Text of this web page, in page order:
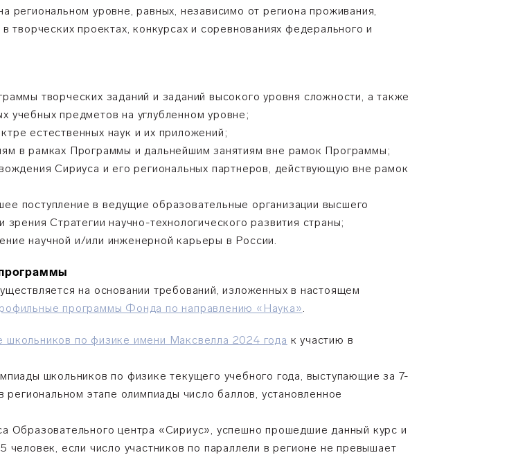
региональном уровне, равных, независимо от региона проживания,
творческих проектах, конкурсах и соревнованиях федерального и
творческих заданий и заданий высокого уровня сложности, а также
учебных предметов на углубленном уровне;
естественных наук и их приложений;
в рамках Программы и дальнейшим занятиям вне рамок Программы;
Сириуса и его региональных партнеров, действующую вне рамок
поступление в ведущие образовательные организации высшего
Стратегии научно-технологического развития страны;
научной и/или инженерной карьеры в России.
на основании требований, изложенных в настоящем
программы Фонда по направлению «Наука».
по физике имени Максвелла 2024 года к участию в
школьников по физике текущего учебного года, выступающие за 7-
этапе олимпиады число баллов, установленное
Образовательного центра «Сириус», успешно прошедшие данный курс и
если число участников по параллели в регионе не превышает